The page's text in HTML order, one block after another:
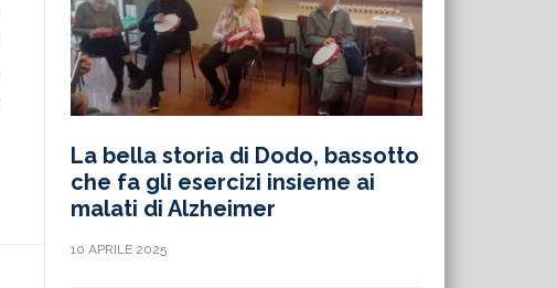
La bella storia di Dodo, bassotto
che fa gli esercizi insieme ai
malati di Alzheimer
10 APRILE 2025